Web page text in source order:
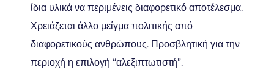
ίδια υλικά να περιμένεις διαφορετικό αποτέλεσμα.
Χρειάζεται άλλο μείγμα πολιτικής από
διαφορετικούς ανθρώπους. Προσβλητική για την
περιοχή η επιλογή “αλεξιπτωτιστή”.